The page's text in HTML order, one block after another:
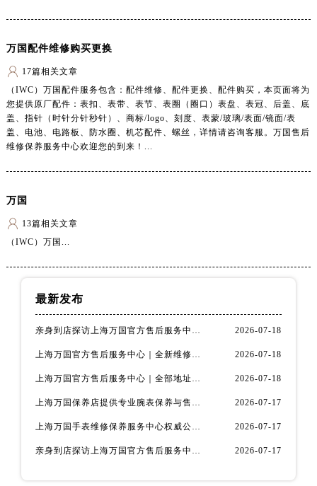
万国配件维修购买更换
17篇相关文章
（IWC）万国配件服务包含：配件维修、配件更换、配件购买，本页面将为
您提供原厂配件：表扣、表带、表节、表圈（圈口）表盘、表冠、后盖、底
盖、指针（时针分针秒针）、商标/logo、刻度、表蒙/玻璃/表面/镜面/表
盖、电池、电路板、防水圈、机芯配件、螺丝，详情请咨询客服。万国售后
维修保养服务中心欢迎您的到来！...
万国
13篇相关文章
（IWC）万国...
最新发布
亲身到店探访上海万国官方售后服务中心｜全新网点地址与官方售后热线（2026年7月最新） 2026-07-18
上海万国官方售后服务中心｜全新维修地址及服务热线权威信息公示（2026年7月最新） 2026-07-18
上海万国官方售后服务中心｜全部地址与售后服务热线权威信息公示（2026年7月最新） 2026-07-18
上海万国保养店提供专业腕表保养与售后维修服务权威公示（2026年7月最新） 2026-07-17
上海万国手表维修保养服务中心权威公示（2026年7月最新） 2026-07-17
亲身到店探访上海万国官方售后服务中心｜全新地址电话（2026年7月最新） 2026-07-17